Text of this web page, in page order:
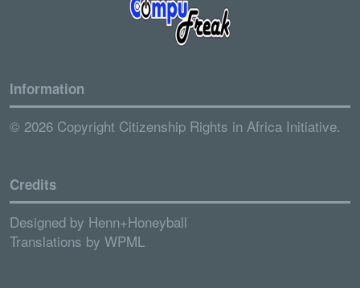
Information
© 2026 Copyright Citizenship Rights in Africa Initiative.
Credits
Designed by Henn+Honeyball
Translations by WPML